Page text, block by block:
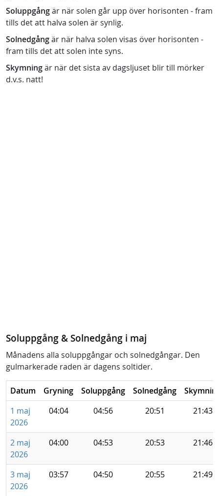
Soluppgångär när solen går upp över horisonten - fram
tills det att halva solen är synlig.
Solnedgångär när halva solen visas över horisonten -
fram tills det att solen inte syns.
Skymningär när det sista av dagsljuset blir till mörker
d.v.s. natt!
Soluppgång & Solnedgång i maj
Månadens alla soluppgångar och solnedgångar. Den
gulmarkerade raden är dagens soltider.
Datum Gryning Soluppgång Solnedgång
1 maj
2026
04:04 04:56 20:51 21:43
2 maj
2026
04:00 04:53 20:53 21:46
3 maj
2026
03:57 04:50 20:55 21:49